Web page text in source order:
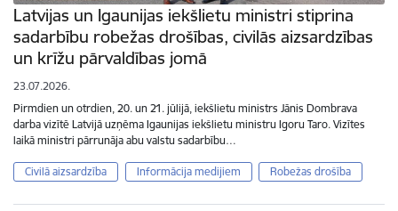
Latvijas un Igaunijas iekšlietu ministri stiprina
sadarbību robežas drošības, civilās aizsardzības
un krīžu pārvaldības jomā
23.07.2026.
Pirmdien un otrdien, 20. un 21. jūlijā, iekšlietu ministrs Jānis Dombrava
darba vizītē Latvijā uzņēma Igaunijas iekšlietu ministru Igoru Taro. Vizītes
laikā ministri pārrunāja abu valstu sadarbību…
Civilā aizsardzība Informācija medijiem Robežas drošība